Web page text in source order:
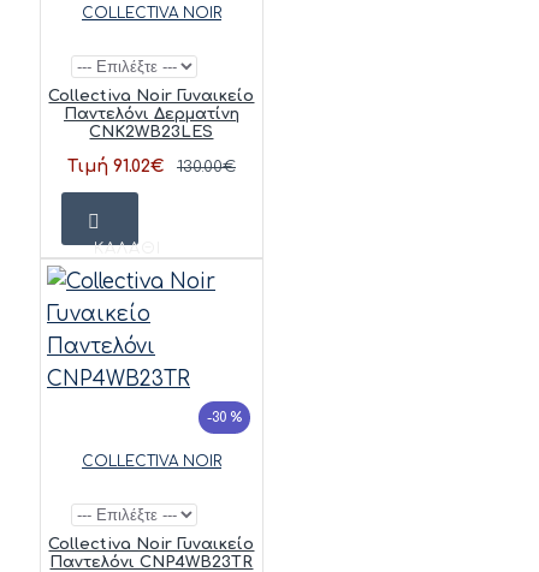
COLLECTIVA NOIR
Collectiva Noir Γυναικείο
Παντελόνι Δερματίνη
CNK2WB23LES
Τιμή 91.02€ 130.00€
ΚΑΛΆΘΙ
-30 %
COLLECTIVA NOIR
Collectiva Noir Γυναικείο
Παντελόνι CNP4WB23TR